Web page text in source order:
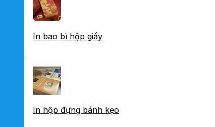
In bao bì hộp giấy
In hộp đựng bánh kẹo